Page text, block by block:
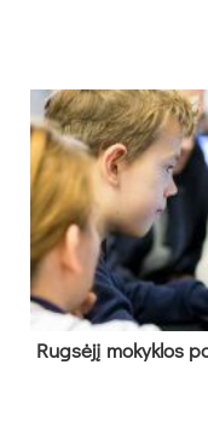
Rug­sė­jį mo­kyk­los